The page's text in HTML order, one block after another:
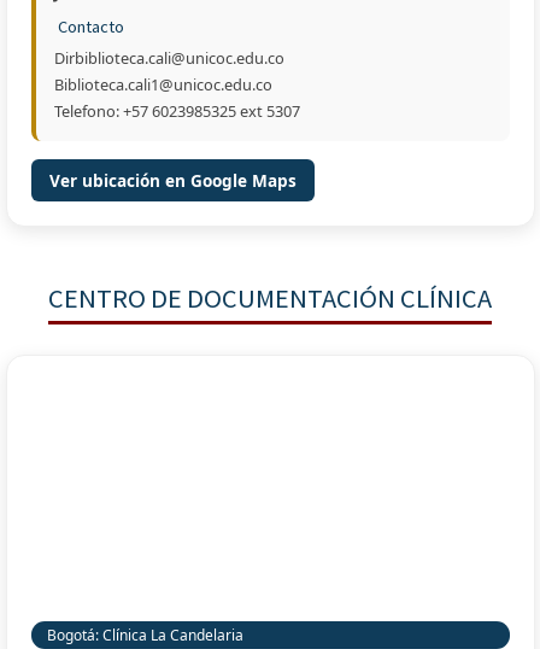
Contacto
Dirbiblioteca.cali@unicoc.edu.co
Biblioteca.cali1@unicoc.edu.co
Telefono: +57 6023985325 ext 5307
Ver ubicación en Google Maps
CENTRO DE DOCUMENTACIÓN CLÍNICA
Bogotá: Clínica La Candelaria